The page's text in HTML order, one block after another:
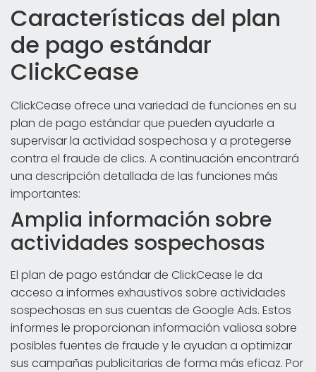
Características del plan
de pago estándar
ClickCease
ClickCease ofrece una variedad de funciones en su
plan de pago estándar que pueden ayudarle a
supervisar la actividad sospechosa y a protegerse
contra el fraude de clics. A continuación encontrará
una descripción detallada de las funciones más
importantes:
Amplia información sobre
actividades sospechosas
El plan de pago estándar de ClickCease le da
acceso a informes exhaustivos sobre actividades
sospechosas en sus cuentas de Google Ads. Estos
informes le proporcionan información valiosa sobre
posibles fuentes de fraude y le ayudan a optimizar
sus campañas publicitarias de forma más eficaz. Por